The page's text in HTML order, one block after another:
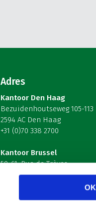
OK
Adres
Kantoor Den Haag
Bezuidenhoutseweg 105-113
2594 AC Den Haag
+31 (0)70 338 2700
Kantoor Brussel
59-61, Rue de Trèves
B-1040 Brussel – België
Volg ons